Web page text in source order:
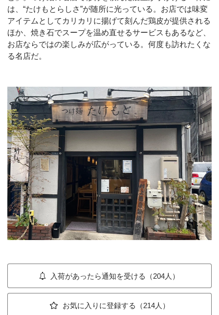
は、“たけもとらしさ”が随所に光っている。お店では味変
アイテムとしてカリカリに揚げて刻んだ鶏皮が提供される
ほか、焼き石でスープを温め直せるサービスもあるなど、
お店ならではの楽しみが広がっている。何度も訪れたくな
る名店だ。
入荷があったら通知を受ける（204人）
お気に入りに登録する（214人）